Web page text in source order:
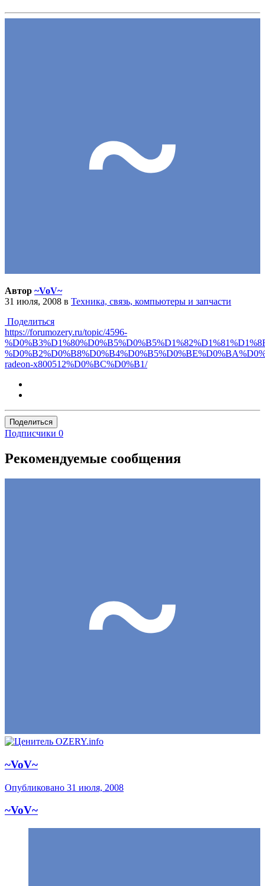
Автор ~VoV~
31 июля, 2008 в Техника, связь, компьютеры и запчасти
Поделиться
https://forumozery.ru/topic/4596-
radeon-x800512%D0%BC%D0%B1/
Поделиться
Подписчики 0
Рекомендуемые сообщения
~VoV~
Опубликовано 31 июля, 2008
~VoV~